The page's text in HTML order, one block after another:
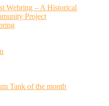
Webring – A Historical
Project
Tank of the month